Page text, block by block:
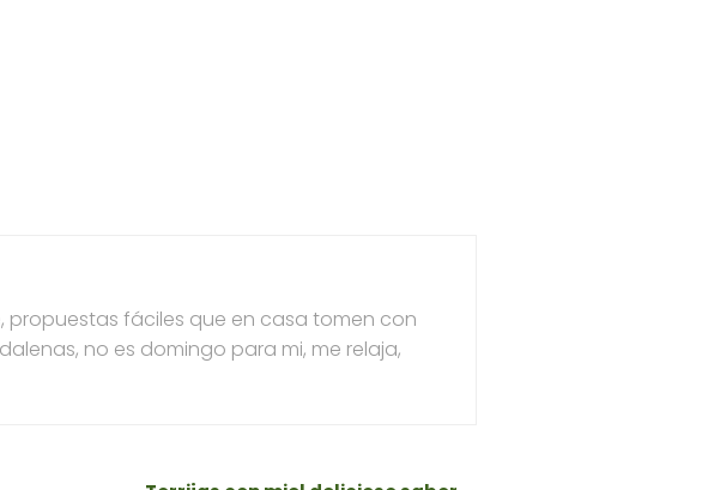
propuestas fáciles que en casa tomen con
no es domingo para mi, me relaja,